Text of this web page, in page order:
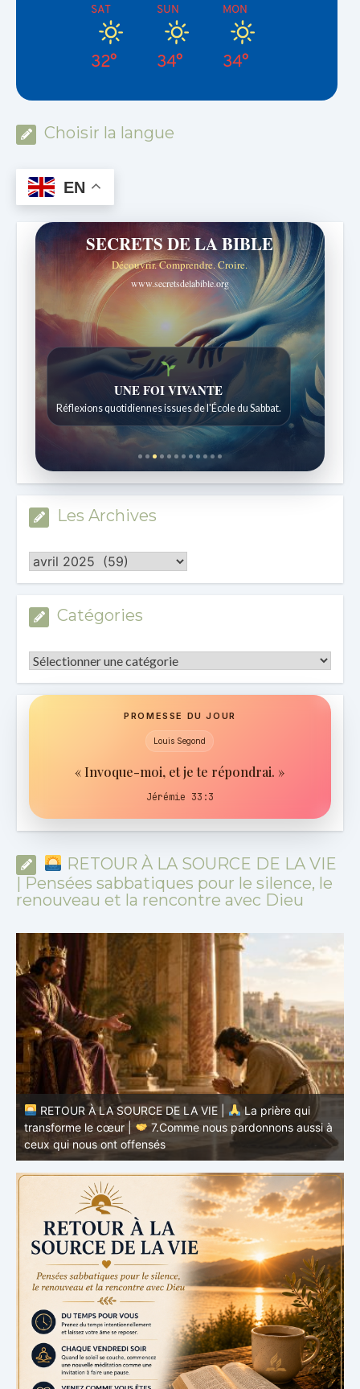
SAT
32°
SUN
34°
MON
34°
Choisir la langue
EN
SECRETS DE LA BIBLE
Découvrir. Comprendre. Croire.
www.secretsdelabible.org
Histoires bibliques étonnantes
Histoires pour les enfants de 7 à 12 ans.
Les Archives
Les
Archives
Catégories
Catégories
PROMESSE DU JOUR
Louis Segond
« Invoque-moi, et je te répondrai. »
Jérémie 33:3
RETOUR À LA SOURCE DE LA VIE
| Pensées sabbatiques pour le silence, le
renouveau et la rencontre avec Dieu
RETOUR À LA SOURCE DE LA VIE |
La prière qui
transforme le cœur |
6.Et pardonne-nous nos offenses